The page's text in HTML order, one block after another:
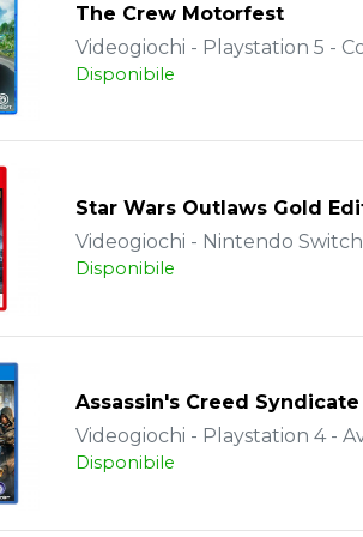
The Crew Motorfest
Videogiochi - Playstation 5 -
Disponibile
Star Wars Outlaws Gold
Videogiochi - Nintendo
Disponibile
Assassin's Creed Syndicate
Videogiochi - Playstation 4 -
Disponibile